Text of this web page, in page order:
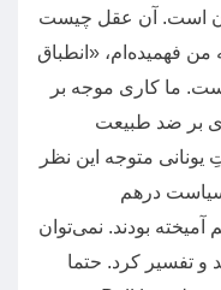
است. آن عقل چیست
من فهمیده‌ام، « انطباق
. ما کاری موجه بر
بر ضد طبیعت
یونانی متوجه این نظر
درهم
بودند. نمی‌توان
و تفسیر کرد. حتما